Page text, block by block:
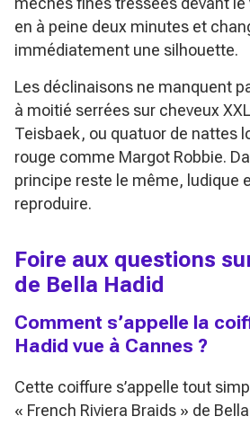
en à peine deux minutes et
immédiatement une silhouette.
Les déclinaisons ne manquent
à moitié serrées sur cheveux
Teisbaek, ou quatuor de nattes
rouge comme Margot Robbie.
principe reste le même, ludique
reproduire.
Foire aux questions
de Bella Hadid
Comment s’appelle la
Hadid vue à Cannes ?
Cette coiffure s’appelle tout
« French Riviera Braids » de